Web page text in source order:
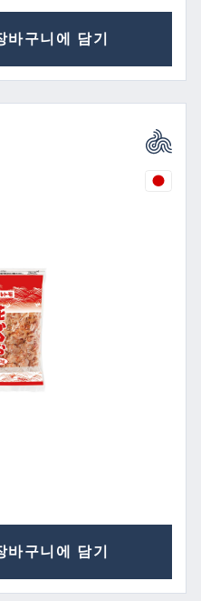
바구니에 담기
을 입력하거나 버튼
바구니에 담기